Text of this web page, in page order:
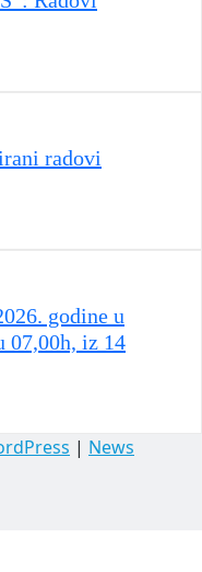
radovi
godine u
07,00h, iz 14
| News